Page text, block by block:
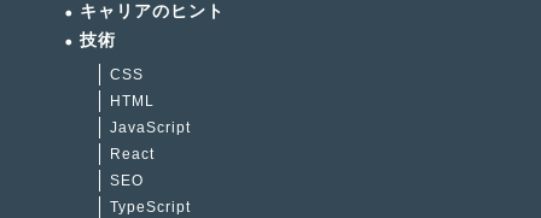
キャリアのヒント
技術
CSS
HTML
JavaScript
React
SEO
TypeScript